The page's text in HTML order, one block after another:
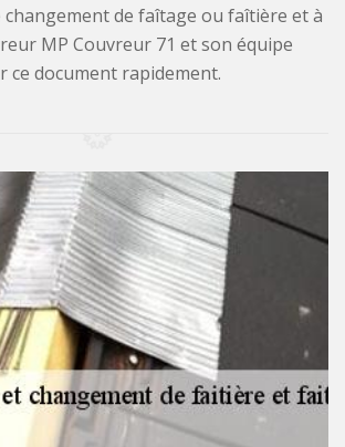
de faîtage ou faîtière et à
MP Couvreur 71 et son équipe
ce document rapidement.